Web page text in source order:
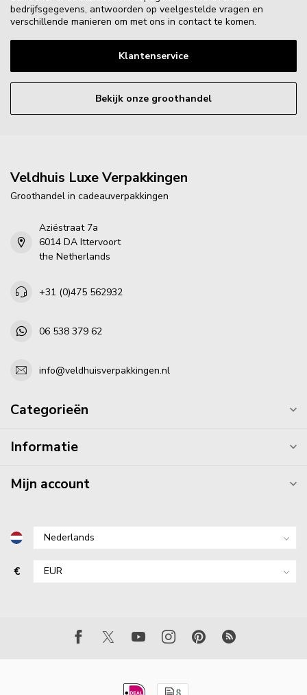
bedrijfsgegevens, antwoorden op veelgestelde vragen en
verschillende manieren om met ons in contact te komen.
Klantenservice
Bekijk onze groothandel
Veldhuis Luxe Verpakkingen
Groothandel in cadeauverpakkingen
Aziëstraat 7a
6014 DA Ittervoort
the Netherlands
+31 (0)475 562932
06 538 379 62
info@veldhuisverpakkingen.nl
Categorieën
Informatie
Mijn account
€